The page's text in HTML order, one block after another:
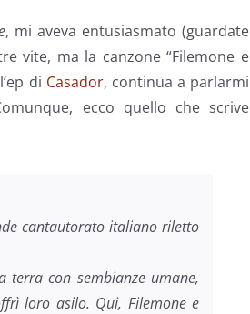
, mi aveva entusiasmato (guardate
vite, ma la canzone “Filemone e
di Casador, continua a parlarmi
ecco quello che scrive
cantautorato italiano riletto
terra con sembianze umane,
loro asilo. Qui, Filemone e